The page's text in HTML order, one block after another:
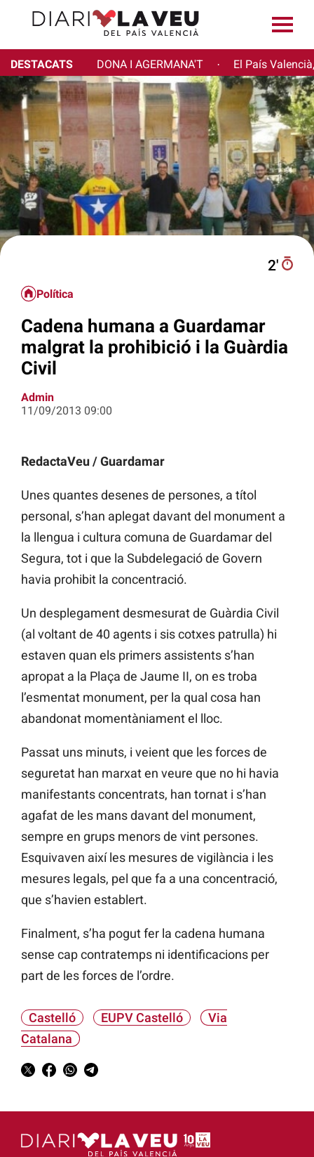
DESTACATS DONA I AGERMANA'T · El País
2′
Política
Cadena humana a Guardamar
malgrat la prohibició i la Guàrdia
Civil
Admin
11/09/2013 09:00
RedactaVeu / Guardamar
Unes quantes desenes de persones, a títol
personal, s’han aplegat davant del monument a
la llengua i cultura comuna de Guardamar del
Segura, tot i que la Subdelegació de Govern
havia prohibit la concentració.
Un desplegament desmesurat de Guàrdia Civil
(al voltant de 40 agents i sis cotxes patrulla) hi
estaven quan els primers assistents s’han
apropat a la Plaça de Jaume II, on es troba
l’esmentat monument, per la qual cosa han
abandonat momentàniament el lloc.
Passat uns minuts, i veient que les forces de
seguretat han marxat en veure que no hi havia
manifestants concentrats, han tornat i s’han
agafat de les mans davant del monument,
sempre en grups menors de vint persones.
Esquivaven així les mesures de vigilància i les
mesures legals, pel que fa a una concentració,
que s’havien establert.
Finalment, s’ha pogut fer la cadena humana
sense cap contratemps ni identificacions per
part de les forces de l’ordre.
Castelló EUPV Castelló
Via
Catalana